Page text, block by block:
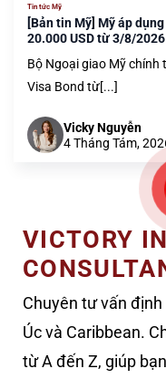
Tin tức Mỹ
[Bản tin Mỹ] Mỹ áp
20.000 USD từ 3/8/2026
Bộ Ngoại giao Mỹ
Visa Bond từ[...]
Vicky Nguyễn
4 Tháng Tám,
VICTORY
Chuyên tư vấn
Úc và Caribbean.
từ A đến Z, giúp